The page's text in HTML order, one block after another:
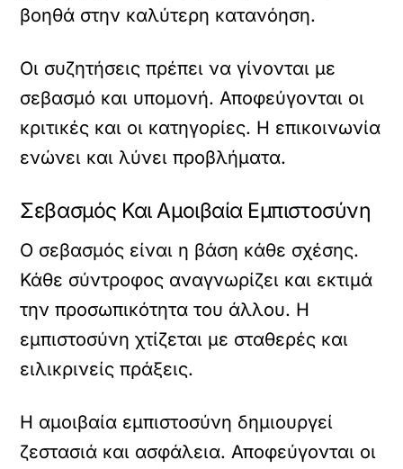
βοηθά στην καλύτερη κατανόηση.
Οι συζητήσεις πρέπει να γίνονται με
σεβασμό και υπομονή. Αποφεύγονται οι
κριτικές και οι κατηγορίες. Η επικοινωνία
ενώνει και λύνει προβλήματα.
Σεβασμός Και Αμοιβαία Εμπιστοσύνη
Ο σεβασμός είναι η βάση κάθε σχέσης.
Κάθε σύντροφος αναγνωρίζει και εκτιμά
την προσωπικότητα του άλλου. Η
εμπιστοσύνη χτίζεται με σταθερές και
ειλικρινείς πράξεις.
Η αμοιβαία εμπιστοσύνη δημιουργεί
ζεστασιά και ασφάλεια. Αποφεύγονται οι